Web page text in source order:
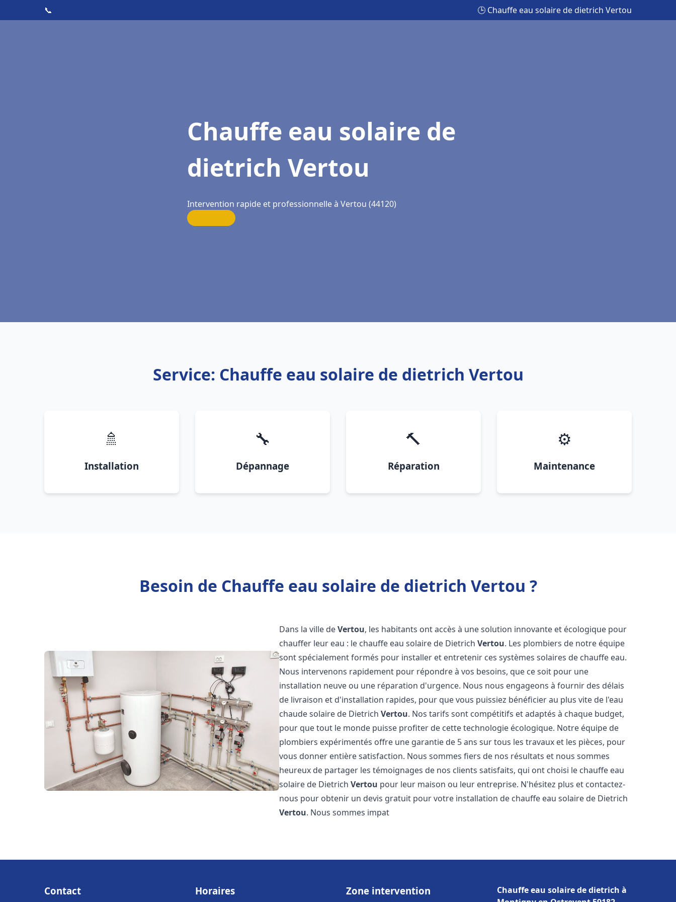
📞 🕒 Chauffe eau solaire de dietrich Vertou
Chauffe eau solaire de
dietrich Vertou
Intervention rapide et professionnelle à Vertou (44120)
Service: Chauffe eau solaire de dietrich Vertou
🚿
Installation
🔧
Dépannage
🔨
Réparation
⚙️
Maintenance
Besoin de Chauffe eau solaire de dietrich Vertou ?
Dans la ville deVertou, les habitants ont accès à une solution innovante et écologique pour
chauffer leur eau : le chauffe eau solaire de DietrichVertou. Les plombiers de notre équipe
sont spécialement formés pour installer et entretenir ces systèmes solaires de chauffe eau.
Nous intervenons rapidement pour répondre à vos besoins, que ce soit pour une
installation neuve ou une réparation d'urgence. Nous nous engageons à fournir des délais
de livraison et d'installation rapides, pour que vous puissiez bénéficier au plus vite de l'eau
chaude solaire de DietrichVertou. Nos tarifs sont compétitifs et adaptés à chaque budget,
pour que tout le monde puisse profiter de cette technologie écologique. Notre équipe de
plombiers expérimentés offre une garantie de 5 ans sur tous les travaux et les pièces, pour
vous donner entière satisfaction. Nous sommes fiers de nos résultats et nous sommes
heureux de partager les témoignages de nos clients satisfaits, qui ont choisi le chauffe eau
solaire de DietrichVertou pour leur maison ou leur entreprise. N'hésitez plus et contactez-
nous pour obtenir un devis gratuit pour votre installation de chauffe eau solaire de Dietrich
Vertou. Nous sommes impat
Contact Horaires Zone intervention
Chauffe eau solaire de dietrich à